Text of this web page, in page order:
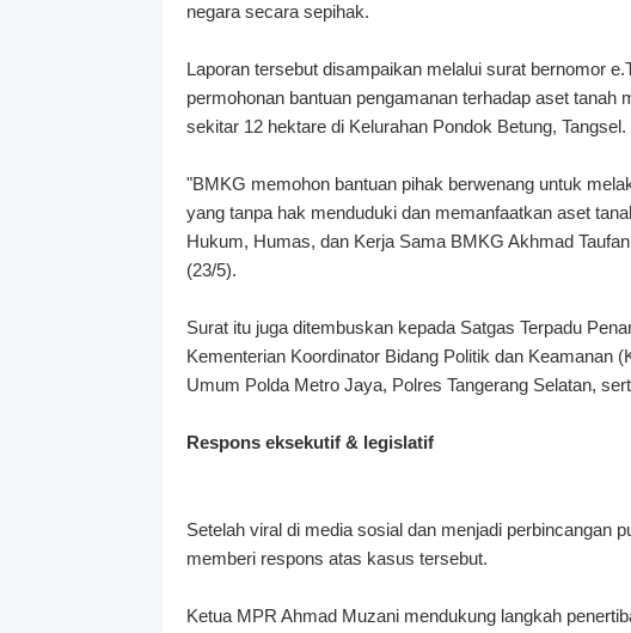
negara secara sepihak.
Laporan tersebut disampaikan melalui surat bernomor
permohonan bantuan pengamanan terhadap aset
sekitar 12 hektare di Kelurahan Pondok Betung, Tangsel.
"BMKG memohon bantuan pihak berwenang untuk
yang tanpa hak menduduki dan memanfaatkan aset
Hukum, Humas, dan Kerja Sama BMKG Akhmad
(23/5).
Surat itu juga ditembuskan kepada Satgas Terpadu
Kementerian Koordinator Bidang Politik dan Keamanan
Umum Polda Metro Jaya, Polres Tangerang Selatan,
Respons eksekutif & legislatif
Setelah viral di media sosial dan menjadi perbincangan
memberi respons atas kasus tersebut.
Ketua MPR Ahmad Muzani mendukung langkah